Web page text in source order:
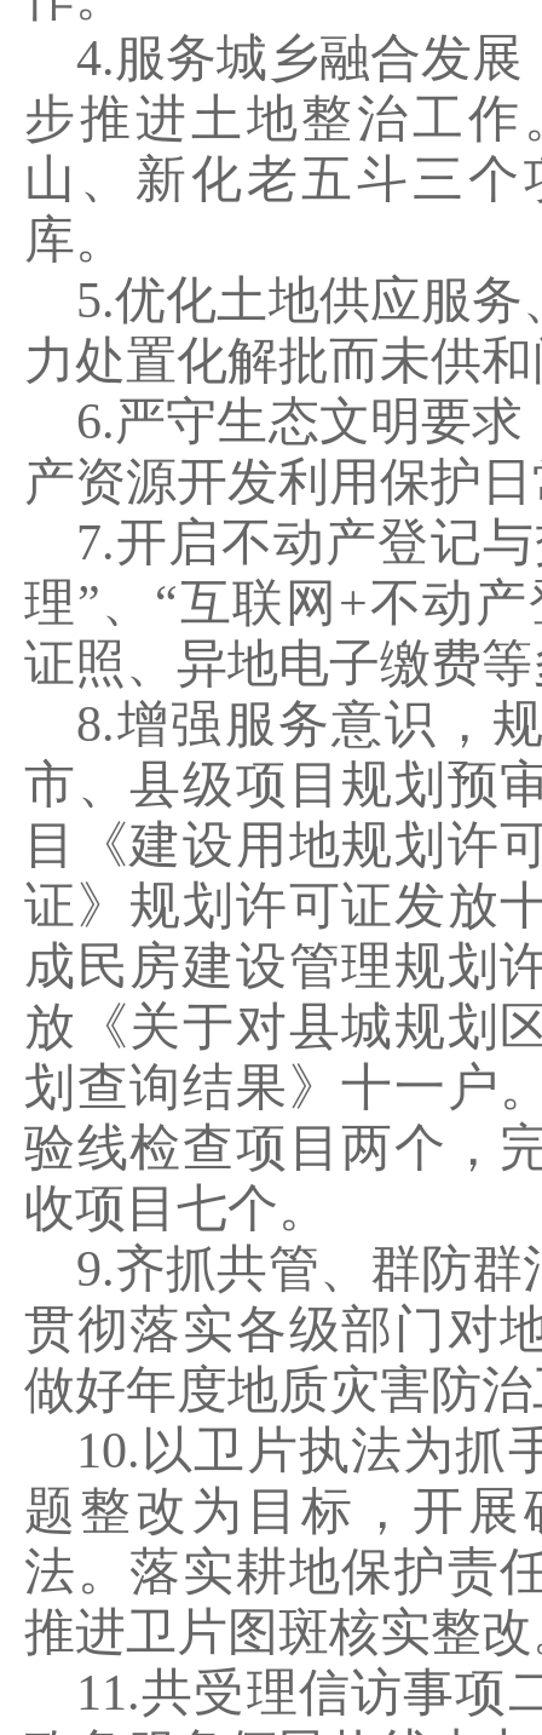
4.服务城乡融合发
步推进土地整治工
山、新化老五斗三
库。
5.优化土地供应服
力处置化解批而未供
6.严守生态文明要
产资源开发利用保护
7.开启不动产登记
理”、“互联网 +不动产
证照、异地电子缴费
8.增强服务意识，
市、县级项目规划预
目《建设用地规划许
证》规划许可证发放
成民房建设管理规划
放《关于对县城规划
划查询结果》十一户
验线检查项目两个，
收项目七个。
9.齐抓共管、群防
贯彻落实各级部门对
做好年度地质灾害防
10. 以卫片执法为抓
题整改为目标，开
法。落实耕地保护责
推进卫片图斑核实整
11.共受理信访事项